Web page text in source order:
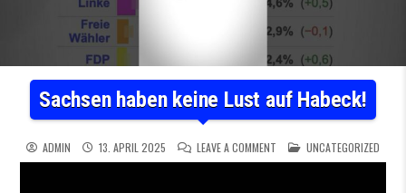
Sachsen haben keine Lust auf Habeck!
ADMIN 13. APRIL 2025 LEAVE A COMMENT ON SACHSEN HABEN KEINE
POSTED IN
UNCATEGORIZED